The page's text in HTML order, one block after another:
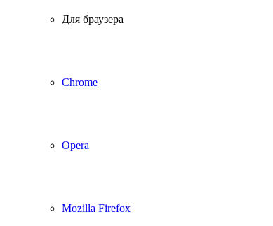
Для браузера
Chrome
Opera
Mozilla Firefox